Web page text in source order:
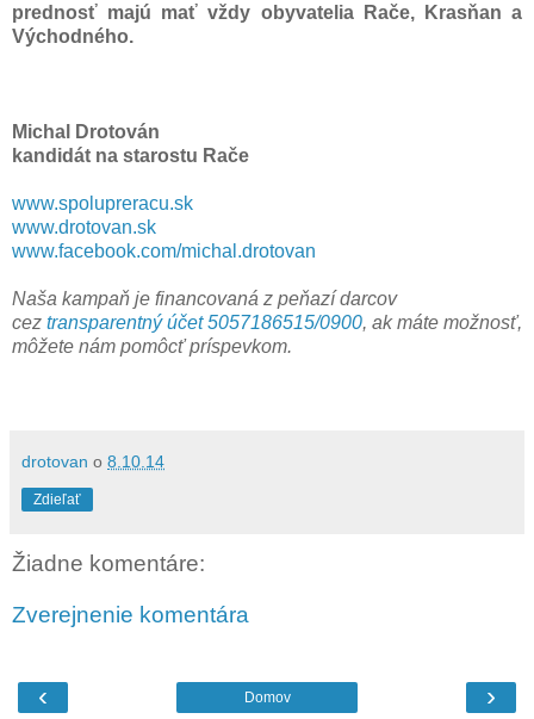
prednosť majú mať vždy obyvatelia Rače, Krasňan a
Východného.
Michal Drotován
kandidát na starostu Rače
www.spolupreracu.sk
www.drotovan.sk
www.facebook.com/michal.drotovan
Naša kampaň je financovaná z peňazí darcov
cez transparentný účet 5057186515/0900, ak máte možnosť,
môžete nám pomôcť príspevkom.
drotovan o 8.10.14
Zdieľať
Žiadne komentáre:
Zverejnenie komentára
‹ ›
Domov